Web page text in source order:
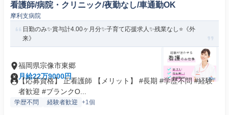
看護師/病院・クリニック/夜勤なし/車通勤OK
摩利支病院
日勤のみ✨賞与計4.00ヶ月分✨子育て応援求人✨残業なし⭐《外
来》
福岡県宗像市東郷
月給22万9000円
【応募資格】 正看護師 【メリット】 #長期 #学歴不問 #経験
者歓迎 #ブランクO...
学歴不問 経験者歓迎 +1個